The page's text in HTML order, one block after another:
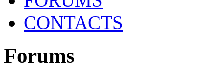
CONTACTS
Forums